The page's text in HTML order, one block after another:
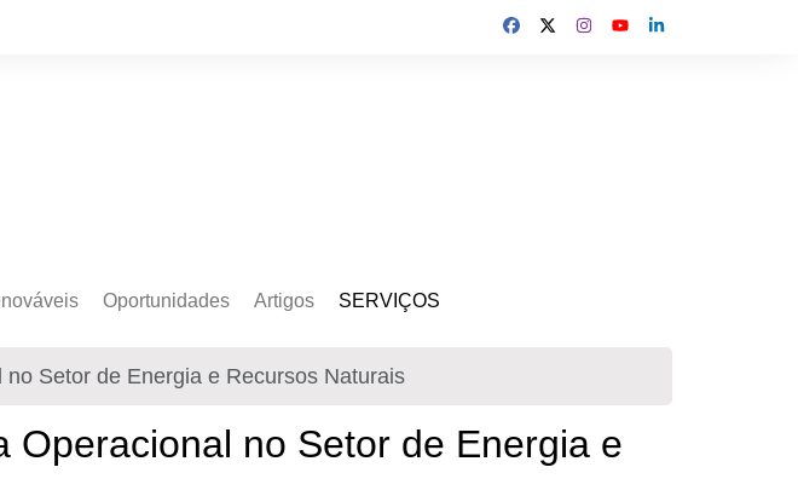
Verde
Elétrica
Oportunidades
Emprego
Eventos
Artigos SERVIÇOS
Assinatura Solar
Mercado Livre
Setor de Energia e Recursos Naturais
Operacional no Setor de Energia e